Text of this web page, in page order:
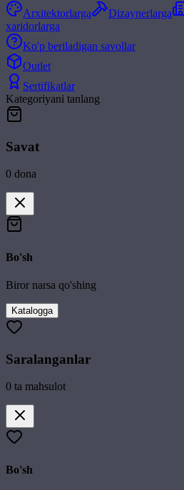
Arxitektorlarga
Dizaynerlarga
xaridorlarga
Ko'p beriladigan savollar
Outlet
Sertifikatlar
Kategoriyani tanlang
Savat
0 dona
Bo'sh
Biror narsa qo'shing
Katalogga
Saralanganlar
0 ta mahsulot
Bo'sh